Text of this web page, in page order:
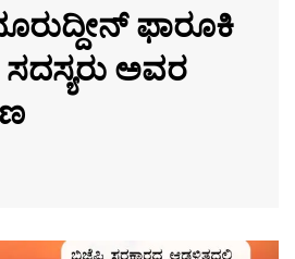
ಫಾರೂಕಿ
ಅವರ